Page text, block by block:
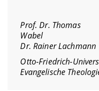
Prof. Dr. Thomas
Wabel
Dr. Rainer Lachmann
Otto-Friedrich-
Evangelische